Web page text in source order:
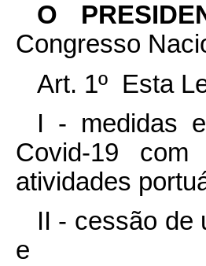
O
Congresso
Art. 1º Esta
I - medidas
Covid-19
atividades
II - cessão de
e